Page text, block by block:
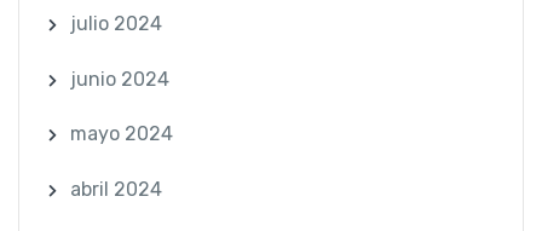
julio 2024
junio 2024
mayo 2024
abril 2024